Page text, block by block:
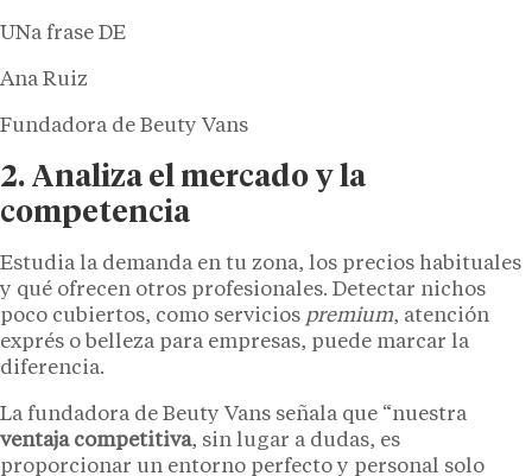
UNa frase DE
Ana Ruiz
Fundadora de Beuty Vans
2. Analiza el mercado y la
competencia
Estudia la demanda en tu zona, los precios habituales
y qué ofrecen otros profesionales. Detectar nichos
poco cubiertos, como servicios premium, atención
exprés o belleza para empresas, puede marcar la
diferencia.
La fundadora de Beuty Vans señala que “nuestra
ventaja competitiva, sin lugar a dudas, es
proporcionar un entorno perfecto y personal solo